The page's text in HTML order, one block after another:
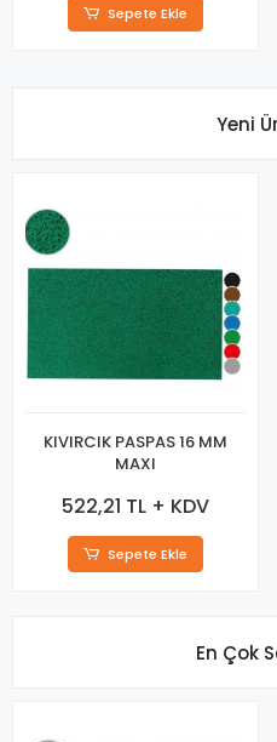
Sepete Ekle
Yeni
KIVIRCIK PASPAS 16 MM
MAXI
522,21 TL + KDV
Sepete Ekle
En Çok